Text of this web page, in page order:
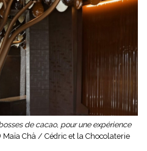
de cacao, pour une expérience
Chä / Cédric et la Chocolaterie